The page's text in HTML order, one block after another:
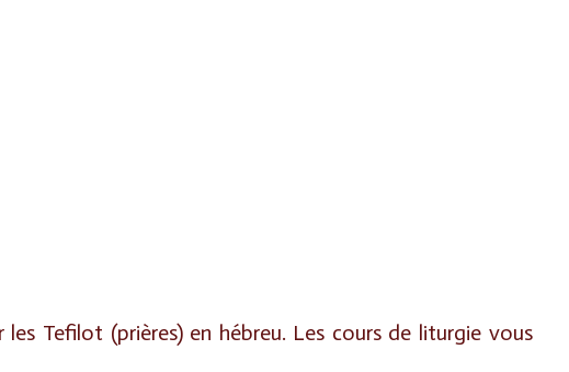
Tefilot (prières) en hébreu. Les cours de liturgie vous